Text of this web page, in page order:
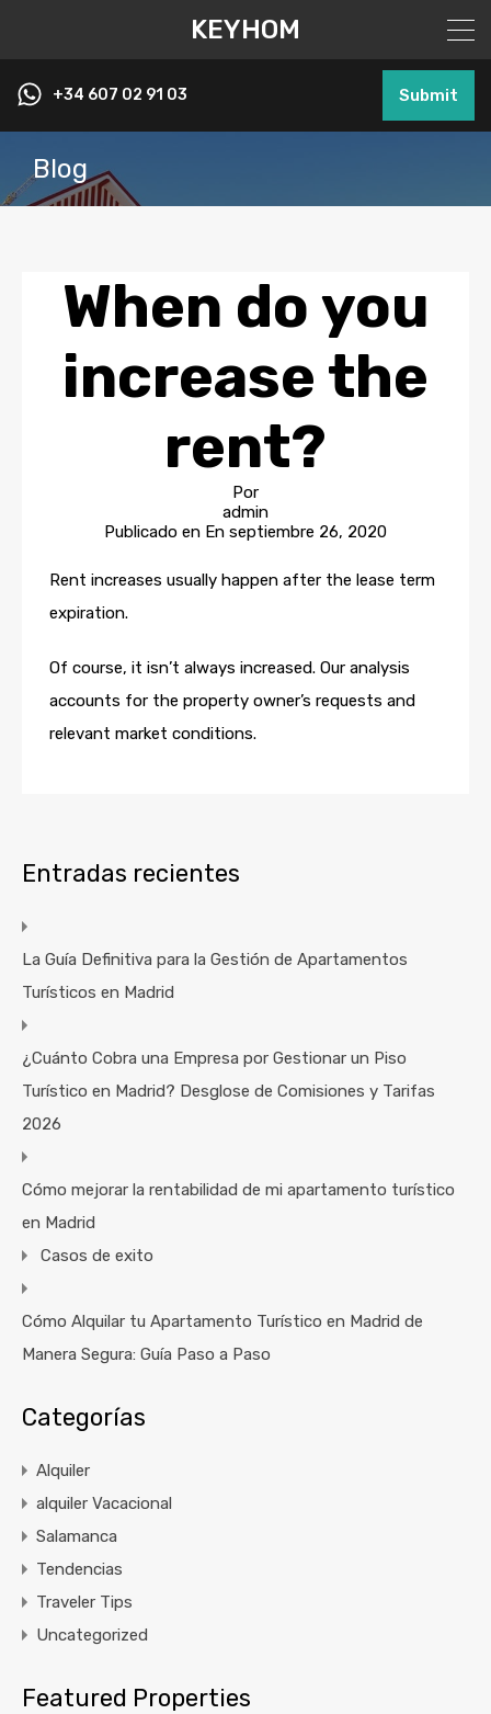
KEYHOM
+34 607 02 91 03 Submit
Blog
When do you
increase the
rent?
Por
admin
Publicado en En septiembre 26, 2020
Rent increases usually happen after the lease term
expiration.
Of course, it isn’t always increased. Our analysis
accounts for the property owner’s requests and
relevant market conditions.
Entradas recientes
La Guía Definitiva para la Gestión de Apartamentos
Turísticos en Madrid
¿Cuánto Cobra una Empresa por Gestionar un Piso
Turístico en Madrid? Desglose de Comisiones y Tarifas
2026
Cómo mejorar la rentabilidad de mi apartamento turístico
en Madrid
Casos de exito
Cómo Alquilar tu Apartamento Turístico en Madrid de
Manera Segura: Guía Paso a Paso
Categorías
Alquiler
alquiler Vacacional
Salamanca
Tendencias
Traveler Tips
Uncategorized
Featured Properties